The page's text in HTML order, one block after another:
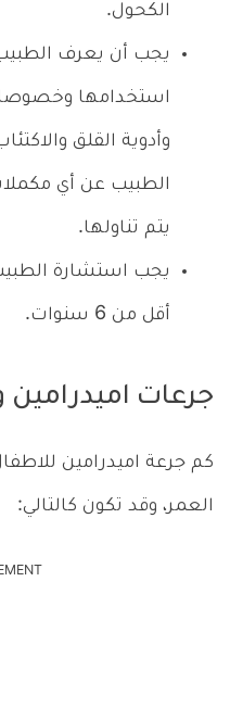
الكحول.
يجب أن يعرف الطبيب
استخدامها وخصوصا
وأدوية القلق
الطبيب عن أي
يتم تناولها.
يجب استشارة
أقل من 6 سنوات.
جرعات اميدرامين
كم جرعة اميدرامين
العمر، وقد تكون كالتالي: